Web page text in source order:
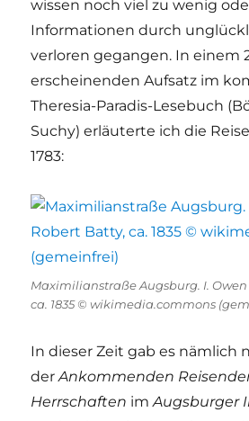
wissen noch viel zu wenig
Informationen durch
verloren gegangen. In einem
erscheinenden Aufsatz im
Theresia-Paradis-Lesebuch
Suchy) erläuterte ich die
1783:
Maximilianstraße Augsburg. I.
ca. 1835 © wikimedia.commons
In dieser Zeit gab es nämlich
derAnkommenden
Herrschaften imAugsburger